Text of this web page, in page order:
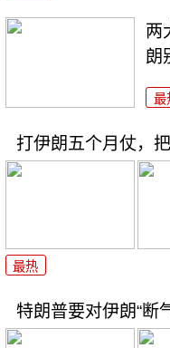
两
朗
最
打伊朗五个月仗，
最热
特朗普要对伊朗“断